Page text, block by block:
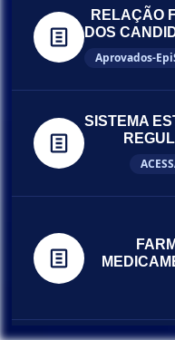
RELAÇÃO
DOS
Aprovados-
SISTEMA